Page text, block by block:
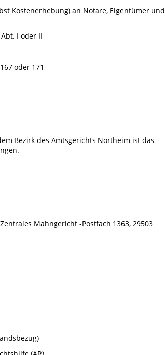
Kostenerhebung) an Notare, Eigentümer und
I oder II
oder 171
Bezirk des Amtsgerichts Northeim ist das
Mahngericht -Postfach 1363, 29503